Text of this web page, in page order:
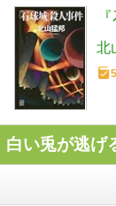
北
白い兎が逃げ